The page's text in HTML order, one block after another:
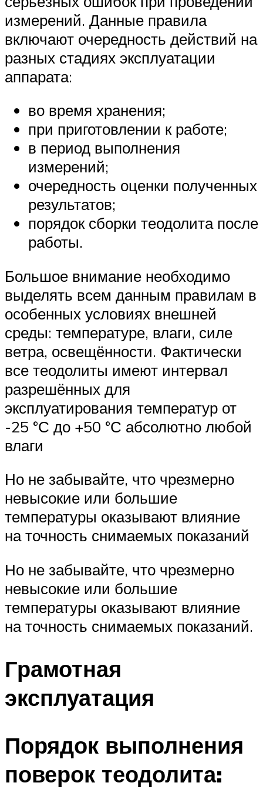
измерений. Данные правила
включают очередность действий на
разных стадиях эксплуатации
аппарата:
во время хранения;
при приготовлении к работе;
в период выполнения
измерений;
очередность оценки полученных
результатов;
порядок сборки теодолита после
работы.
Большое внимание необходимо
выделять всем данным правилам в
особенных условиях внешней
среды: температуре, влаги, силе
ветра, освещённости. Фактически
все теодолиты имеют интервал
разрешённых для
эксплуатирования температур от
-25 °С до +50 °С абсолютно любой
влаги
Но не забывайте, что чрезмерно
невысокие или большие
температуры оказывают влияние
на точность снимаемых показаний
Но не забывайте, что чрезмерно
невысокие или большие
температуры оказывают влияние
на точность снимаемых показаний.
Грамотная
эксплуатация
Порядок выполнения
поверок теодолита: